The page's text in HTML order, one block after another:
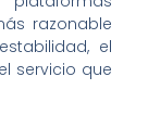
razonable
el
servicio que